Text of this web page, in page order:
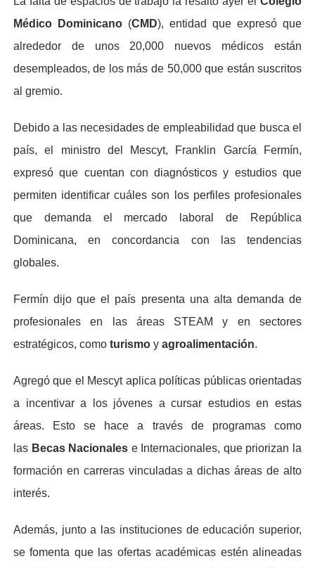
Médico Dominicano(CMD), entidad que expresó que
alrededor de unos 20,000 nuevos médicos están
desempleados, de los más de 50,000 que están suscritos
al gremio.
Debido a las necesidades de empleabilidad que busca el
país, el ministro del Mescyt, Franklin García Fermín,
expresó que cuentan con diagnósticos y estudios que
permiten identificar cuáles son los perfiles profesionales
que demanda el mercado laboral de República
Dominicana, en concordancia con las tendencias
globales.
Fermín dijo que el país presenta una alta demanda de
profesionales en las áreas STEAM y en sectores
estratégicos, como turismo y agroalimentación.
Agregó que el Mescyt aplica políticas públicas orientadas
a incentivar a los jóvenes a cursar estudios en estas
áreas. Esto se hace a través de programas como
lasBecas Nacionales e Internacionales, que priorizan la
formación en carreras vinculadas a dichas áreas de alto
interés.
Además, junto a las instituciones de educación superior,
se fomenta que las ofertas académicas estén alineadas